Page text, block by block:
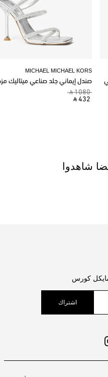
MICHAEL MICHAEL KORS
صندل إيماني جلد صناعي ميتاليك
‎ ⃁ 1080 ‎
‎ ⃁ 432 ‎
شاهدوا
كورس
اشتراك